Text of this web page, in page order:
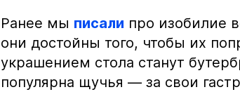
Ранее мы писали про изобилие
они достойны того, чтобы их
украшением стола станут
популярна щучья — за свои